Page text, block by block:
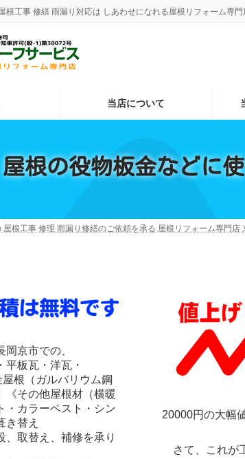
根工事 修繕 雨漏り対応は しあわせになれる屋根リフォーム専
当店について
屋根の役物板金などに
屋根工事 修理 雨漏り修繕のご依頼を承る 屋根リフォーム専門店
20000円の大幅
さて、これが
京市での、
板瓦・洋瓦・
根（ガルバリウム鋼
《その他屋根材（横暖
・カラーベスト・シン
き替え
取替え、補修を承り